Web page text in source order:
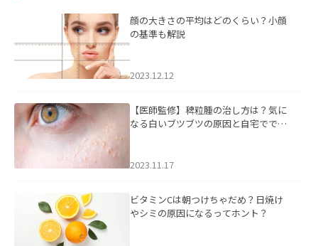
顔の大きさの平均はどのくらい？小顔
の基準も解説
2023.12.12
【医師監修】稗粒腫の治し方は？気に
なる白いブツブツの原因と自宅ででき
2023.11.17
ビタミンCは朝つけちゃだめ？日焼け
やシミの原因になるってホント？